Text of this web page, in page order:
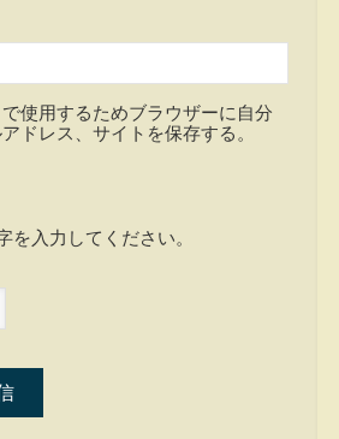
使用するためブラウザーに自分
ドレス、サイトを保存する。
を入力してください。